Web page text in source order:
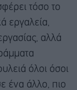
τόσο το
εργαλεία,
αλλά
όλοι όσοι
ένα άλλο, πιο